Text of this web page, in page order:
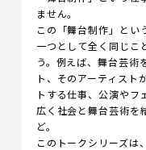
ません。
この「舞台制作」とい
一つとして全く同じこ
う。例えば、舞台芸術
ト、そのアーティスト
トする仕事、公演やフ
広く社会と舞台芸術を
ど。
このトークシリーズ